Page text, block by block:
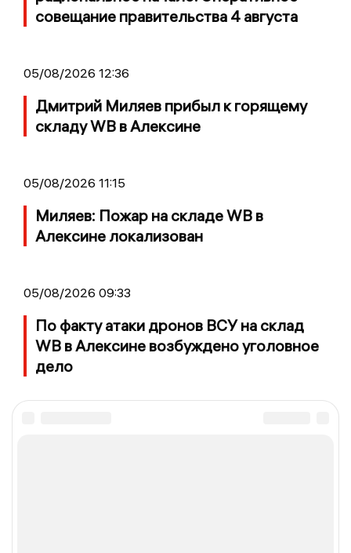
совещание правительства 4 августа
05/08/2026 12:36
Дмитрий Миляев прибыл к горящему
складу WB в Алексине
05/08/2026 11:15
Миляев: Пожар на складе WB в
Алексине локализован
05/08/2026 09:33
По факту атаки дронов ВСУ на склад
WB в Алексине возбуждено уголовное
дело